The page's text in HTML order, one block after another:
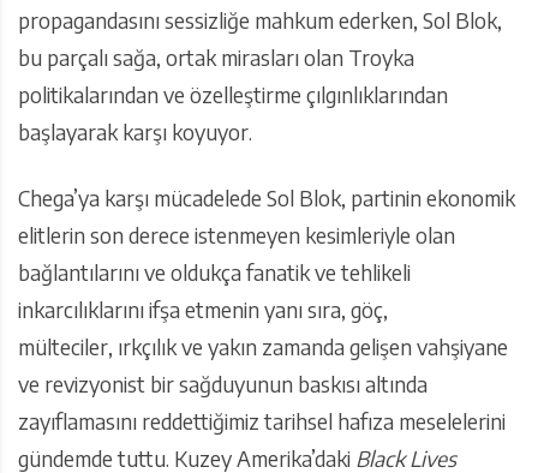
propagandasını sessizliğe mahkum ederken, Sol Blok,
bu parçalı sağa, ortak mirasları olan Troyka
politikalarından ve özelleştirme çılgınlıklarından
başlayarak karşı koyuyor.
Chega’ya karşı mücadelede Sol Blok, partinin ekonomik
elitlerin son derece istenmeyen kesimleriyle olan
bağlantılarını ve oldukça fanatik ve tehlikeli
inkarcılıklarını ifşa etmenin yanı sıra, göç,
mülteciler, ırkçılık ve yakın zamanda gelişen vahşiyane
ve revizyonist bir sağduyunun baskısı altında
zayıflamasını reddettiğimiz tarihsel hafıza meselelerini
gündemde tuttu. Kuzey Amerika’daki Black Lives